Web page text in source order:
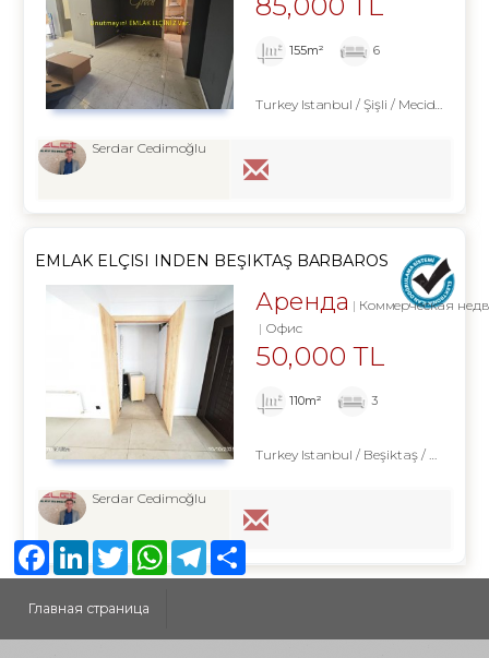
155m² 6
Turkey Istanbul / Şişli / Mecidiyeköy
Serdar Cedimoğlu
EMLAK ELÇISI INDEN BEŞIKTAŞ BARBAROS
Аренда
Коммерческая
Офис
50,000 TL
110m² 3
Turkey Istanbul / Beşiktaş/ Abbasağa
Serdar Cedimoğlu
Главная страница
FacebookLinkedInTwitter WhatsAppTelegram